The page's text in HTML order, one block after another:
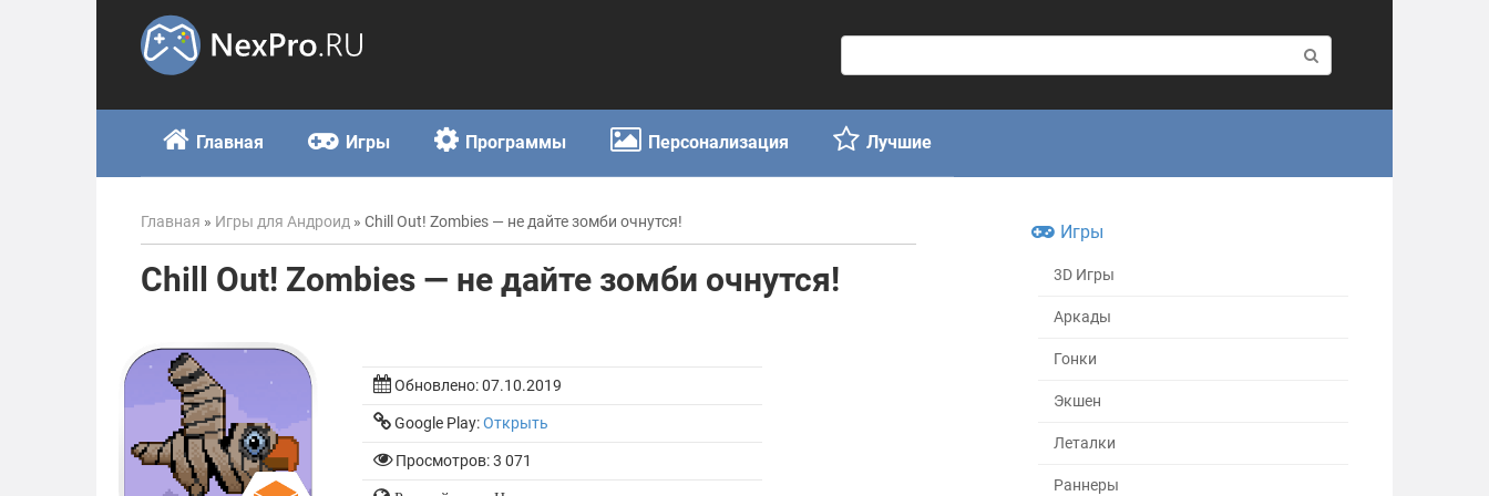
о
с
к
:
Главная Игры Программы Персонализация Лучшие
Главная » Игры для Андроид » Chill Out! Zombies — не дайте зомби очнутся!
Chill Out! Zombies — не дайте зомби очнутся!
Обновлено:07.10.2019
Google Play:Открыть
Просмотров: 3 071
Игры
3D Игры
Аркады
Гонки
Экшен
Леталки
Раннеры